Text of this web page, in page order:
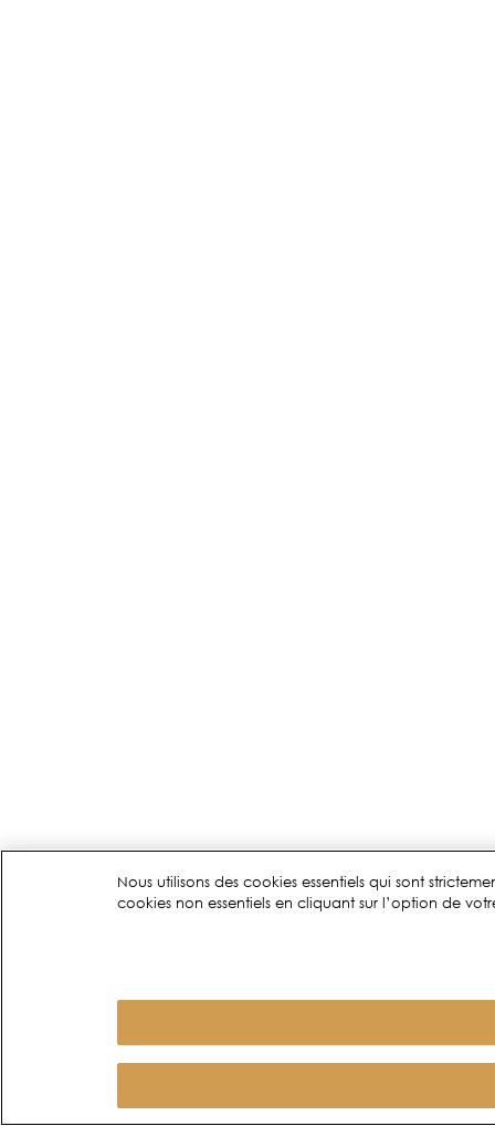
Nous utilisons des cookies essentiels qui sont
cookies non essentiels en cliquant sur l’option de